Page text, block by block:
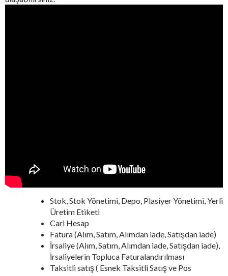
Stok, Stok Yönetimi, Depo, Plasiyer Yönetimi, Yerli
Üretim Etiketi
Cari Hesap
Fatura (Alım, Satım, Alımdan iade, Satışdan iade)
İrsaliye (Alım, Satım, Alımdan iade, Satışdan iade),
İrsaliyelerin Topluca Faturalandırılması
Taksitli satış ( Esnek Taksitli Satış ve Pos